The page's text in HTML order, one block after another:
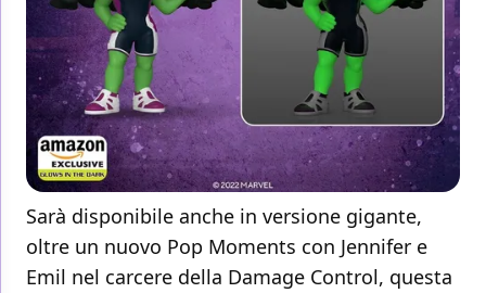
Sarà disponibile anche in versione gigante,
oltre un nuovo Pop Moments con Jennifer e
Emil nel carcere della Damage Control, questa